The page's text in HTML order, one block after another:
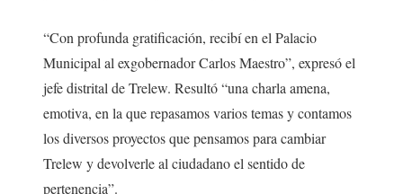
“Con profunda gratificación, recibí en el Palacio
Municipal al exgobernador Carlos Maestro”, expresó el
jefe distrital de Trelew. Resultó “una charla amena,
emotiva, en la que repasamos varios temas y contamos
los diversos proyectos que pensamos para cambiar
Trelew y devolverle al ciudadano el sentido de
pertenencia”.